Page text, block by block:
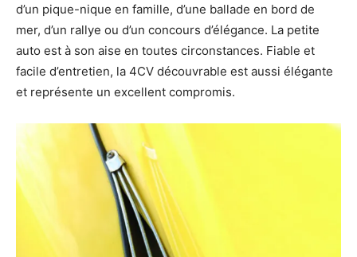
d’un pique-nique en famille, d’une ballade en bord de
mer, d’un rallye ou d’un concours d’élégance. La petite
auto est à son aise en toutes circonstances. Fiable et
facile d’entretien, la 4CV découvrable est aussi élégante
et représente un excellent compromis.